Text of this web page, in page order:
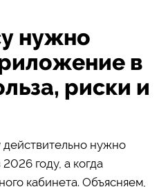
нужно
в
риски и
действительно нужно
году, а когда
кабинета. Объясняем,